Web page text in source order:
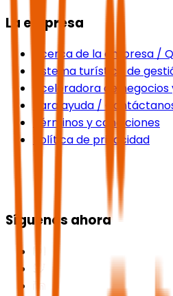
La empresa
Acerca de la empresa /
Sistema turístico de
Aceleradora de
Para ayuda /
Términos y condiciones
Política de privacidad
Síguenos ahora